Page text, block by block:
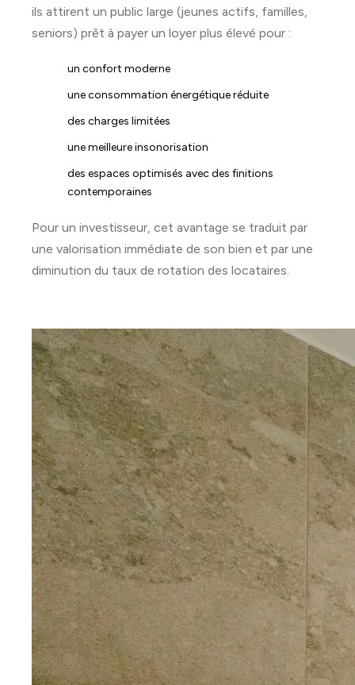
ils attirent un public large (jeunes actifs, familles,
seniors) prêt à payer un loyer plus élevé pour :
un confort moderne
une consommation énergétique réduite
des charges limitées
une meilleure insonorisation
des espaces optimisés avec des finitions
contemporaines
Pour un investisseur, cet avantage se traduit par
une valorisation immédiate de son bien et par une
diminution du taux de rotation des locataires.